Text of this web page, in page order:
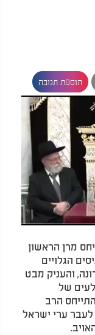
הוספת תגובה
מרן הראשון
הגלויים
והעניק מבט
של
הרב
ערי ישראל